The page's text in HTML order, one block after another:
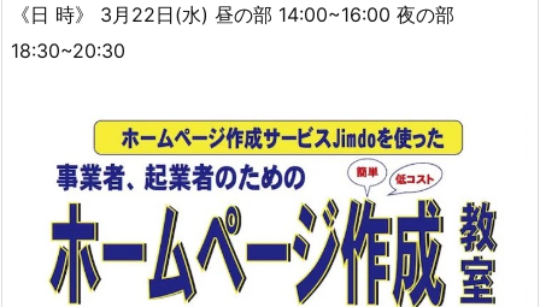
《日 時》 3月22日(水) 昼の部 14:00~16:00 夜の部
18:30~20:30